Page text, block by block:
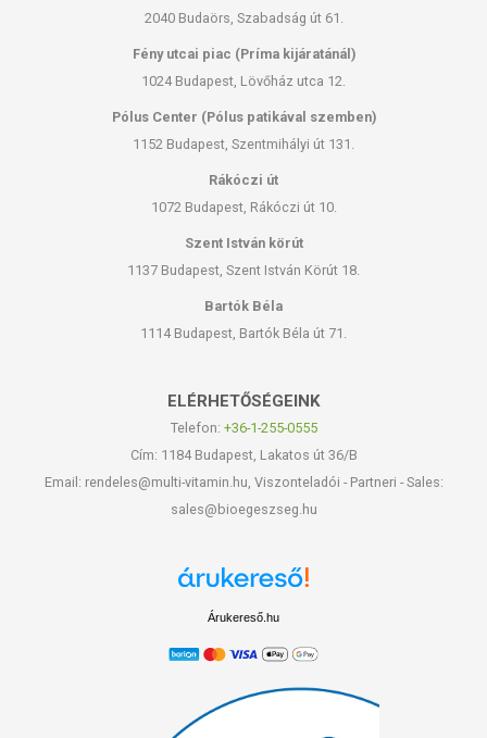
2040 Budaörs, Szabadság út 61.
Fény utcai piac (Príma kijáratánál)
1024 Budapest, Lövőház utca 12.
Pólus Center (Pólus patikával szemben)
1152 Budapest, Szentmihályi út 131.
Rákóczi út
1072 Budapest, Rákóczi út 10.
Szent István körút
1137 Budapest, Szent István Körút 18.
Bartók Béla
1114 Budapest, Bartók Béla út 71.
ELÉRHETŐSÉGEINK
Telefon: +36-1-255-0555
Cím: 1184 Budapest, Lakatos út 36/B
Email: rendeles@multi-vitamin.hu, Viszonteladói - Partneri - Sales:
sales@bioegeszseg.hu
Árukereső.hu